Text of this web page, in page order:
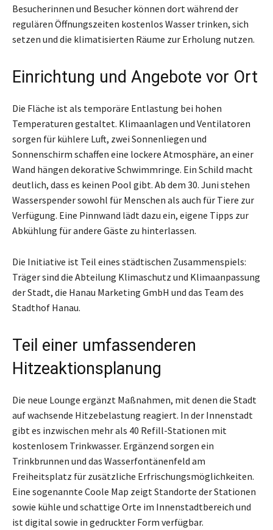
Besucherinnen und Besucher können dort während der
regulären Öffnungszeiten kostenlos Wasser trinken, sich
setzen und die klimatisierten Räume zur Erholung nutzen.
Einrichtung und Angebote vor Ort
Die Fläche ist als temporäre Entlastung bei hohen
Temperaturen gestaltet. Klimaanlagen und Ventilatoren
sorgen für kühlere Luft, zwei Sonnenliegen und
Sonnenschirm schaffen eine lockere Atmosphäre, an einer
Wand hängen dekorative Schwimmringe. Ein Schild macht
deutlich, dass es keinen Pool gibt. Ab dem 30. Juni stehen
Wasserspender sowohl für Menschen als auch für Tiere zur
Verfügung. Eine Pinnwand lädt dazu ein, eigene Tipps zur
Abkühlung für andere Gäste zu hinterlassen.
Die Initiative ist Teil eines städtischen Zusammenspiels:
Träger sind die Abteilung Klimaschutz und Klimaanpassung
der Stadt, die Hanau Marketing GmbH und das Team des
Stadthof Hanau.
Teil einer umfassenderen
Hitzeaktionsplanung
Die neue Lounge ergänzt Maßnahmen, mit denen die Stadt
auf wachsende Hitzebelastung reagiert. In der Innenstadt
gibt es inzwischen mehr als 40 Refill-Stationen mit
kostenlosem Trinkwasser. Ergänzend sorgen ein
Trinkbrunnen und das Wasserfontänenfeld am
Freiheitsplatz für zusätzliche Erfrischungsmöglichkeiten.
Eine sogenannte Coole Map zeigt Standorte der Stationen
sowie kühle und schattige Orte im Innenstadtbereich und
ist digital sowie in gedruckter Form verfügbar.